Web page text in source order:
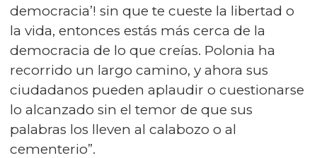
democracia’! sin que te cueste la libertad o
la vida, entonces estás más cerca de la
democracia de lo que creías. Polonia ha
recorrido un largo camino, y ahora sus
ciudadanos pueden aplaudir o cuestionarse
lo alcanzado sin el temor de que sus
palabras los lleven al calabozo o al
cementerio”.